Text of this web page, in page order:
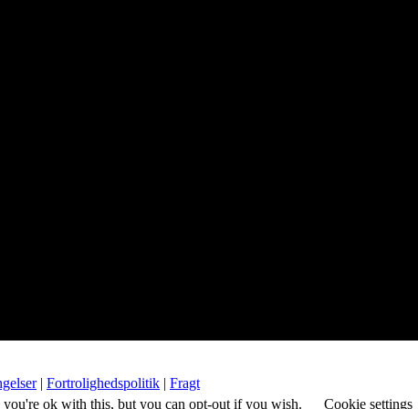
| Fortrolighedspolitik | Fragt
you're ok with this, but you can opt-out if you wish.
Cookie settings